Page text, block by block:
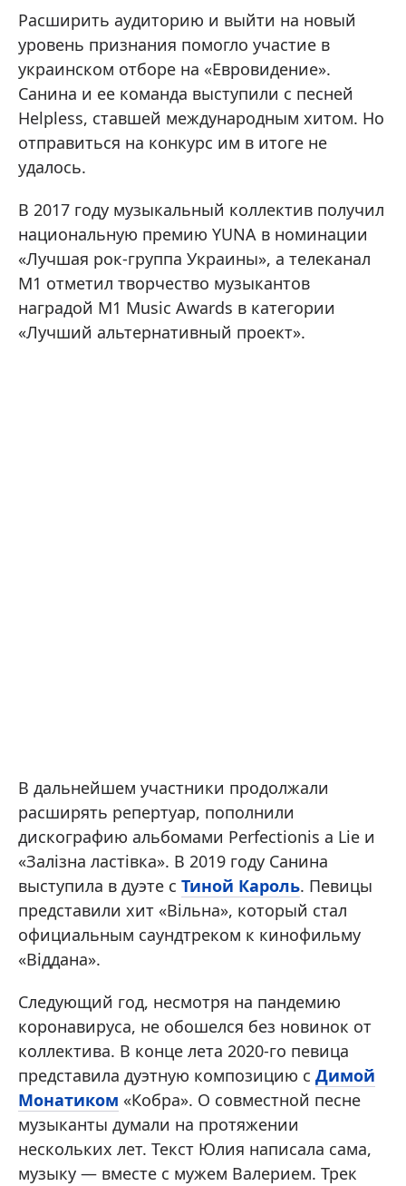
Расширить аудиторию и выйти на новый
уровень признания помогло участие в
украинском отборе на «Евровидение».
Санина и ее команда выступили с песней
Helpless, ставшей международным хитом. Но
отправиться на конкурс им в итоге не
удалось.
В 2017 году музыкальный коллектив получил
национальную премию YUNA в номинации
«Лучшая рок-группа Украины», а телеканал
М1 отметил творчество музыкантов
наградой M1 Music Awards в категории
«Лучший альтернативный проект».
В дальнейшем участники продолжали
расширять репертуар, пополнили
дискографию альбомами Perfectionis a Lie и
«Залізна ластівка». В 2019 году Санина
выступила в дуэте с Тиной Кароль. Певицы
представили хит «Вільна», который стал
официальным саундтреком к кинофильму
«Віддана».
Следующий год, несмотря на пандемию
коронавируса, не обошелся без новинок от
коллектива. В конце лета 2020-го певица
представила дуэтную композицию с Димой
Монатиком «Кобра». О совместной песне
музыканты думали на протяжении
нескольких лет. Текст Юлия написала сама,
музыку — вместе с мужем Валерием. Трек